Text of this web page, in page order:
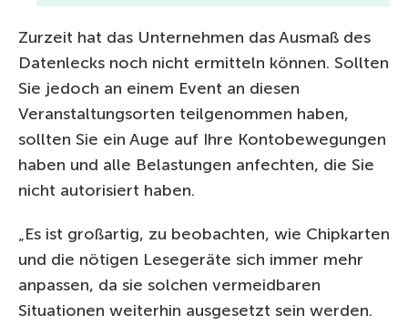
Zurzeit hat das Unternehmen das Ausmaß des
Datenlecks noch nicht ermitteln können. Sollten
Sie jedoch an einem Event an diesen
Veranstaltungsorten teilgenommen haben,
sollten Sie ein Auge auf Ihre Kontobewegungen
haben und alle Belastungen anfechten, die Sie
nicht autorisiert haben.
„Es ist großartig, zu beobachten, wie Chipkarten
und die nötigen Lesegeräte sich immer mehr
anpassen, da sie solchen vermeidbaren
Situationen weiterhin ausgesetzt sein werden.